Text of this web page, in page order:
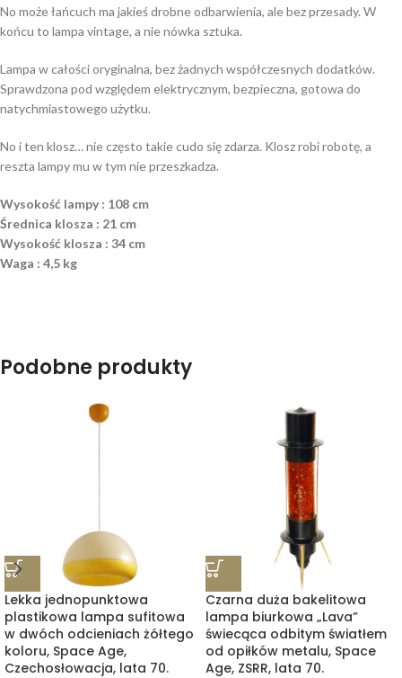
No może łańcuch ma jakieś drobne odbarwienia, ale bez przesady. W
końcu to lampa vintage, a nie nówka sztuka.
Lampa w całości oryginalna, bez żadnych współczesnych dodatków.
Sprawdzona pod względem elektrycznym, bezpieczna, gotowa do
natychmiastowego użytku.
No i ten klosz… nie często takie cudo się zdarza. Klosz robi robotę, a
reszta lampy mu w tym nie przeszkadza.
Wysokość lampy : 108 cm
Średnica klosza : 21 cm
Wysokość klosza : 34 cm
Waga : 4,5 kg
Podobne produkty
Lekka jednopunktowa
plastikowa lampa sufitowa
w dwóch odcieniach żółtego
koloru, Space Age,
Czechosłowacja, lata 70.
Czarna duża bakelitowa
lampa biurkowa „Lava”
świecąca odbitym światłem
od opiłków metalu, Space
Age, ZSRR, lata 70.